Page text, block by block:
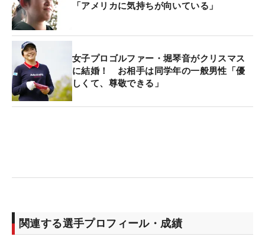
来シーズンは米国下部のエプソン・ツアーを主戦場
にすると明言している原。「来年は絶対に優勝を届
けたい。頑張ります」とファンの前で活躍を誓っ
た。
「アメリカに気持ちが向いている」
女子プロゴルファー・堀琴音がクリスマス
に結婚！ お相手は同学年の一般男性「優
しくて、尊敬できる」
関連する選手プロフィール・成績